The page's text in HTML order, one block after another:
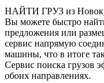
НАЙТИ ГРУЗ из
Вы можете быстро
предложения или
сервис напрямую
машины, что в итоге
Сервис поиска грузов
обоих направлениях.